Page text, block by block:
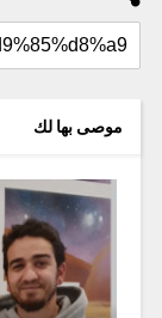
موصى بها لك